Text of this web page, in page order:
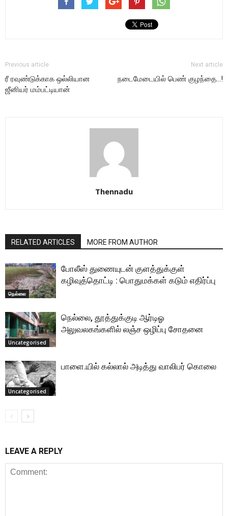
Previous article
ரீ ரவுண்டுக்காக ஒல்லியான
ஜீனியர் மம்பட்டியான்
Next article
நடைமேடையில் பெண் குழந்தை…!
Thennadu
RELATED ARTICLES MORE FROM AUTHOR
நெல்லை
போலீஸ் துணையுடன் குளத்துக்குள்
கழிவுத்தொட்டி : பொதுமக்கள் கடும் எதிர்ப்பு
Uncategorised
நெல்லை, தூத்துக்குடி ஆர்டிஓ
அலுவலகங்களில் லஞ்ச ஒழிப்பு சோதனை
Uncategorised
பாளை.யில் கல்லால் அடித்து வாலிபர் கொலை
LEAVE A REPLY